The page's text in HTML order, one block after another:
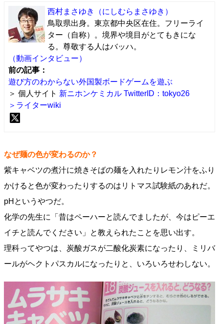
西村まさゆき
（にしむらまさゆき）
鳥取県出身。東京都中央区在住。フリーライ
ター（自称）。境界や境目がとてもきにな
る。尊敬する人はバッハ。
（動画インタビュー）
前の記事：
遊び方のわからない外国製ボードゲームを遊ぶ
＞ 個人サイト 新ニホンケミカル TwitterID：tokyo26
＞ライターwiki
なぜ麺の色が変わるのか？
紫キャベツの煮汁に焼きそばの麺を入れたりレモン汁をふり
かけると色が変わったりするのはリトマス試験紙のあれだ。
pHというやつだ。
化学の先生に「昔はペーハーと読んでましたが、今はピーエ
イチと読んでください」と教えられたことを思い出す。
理科ってやつは、炭酸ガスが二酸化炭素になったり、ミリバ
ールがヘクトパスカルになったりと、いろいろせわしない。